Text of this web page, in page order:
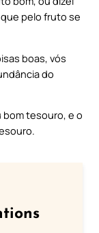
pelo fruto se
boas, vós
do
bom tesouro, e o